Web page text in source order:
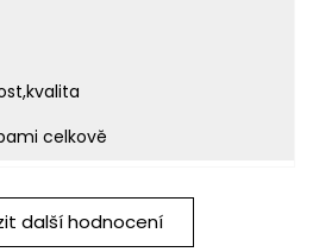
obchodu je 5 z 5 hvězdiček.
celkově
další hodnocení